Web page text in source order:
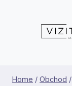
Home / Obchod /